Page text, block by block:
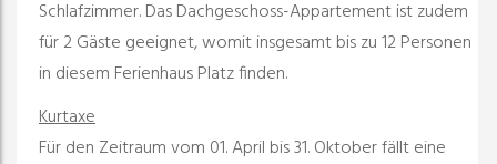
Schlafzimmer. Das Dachgeschoss-Appartement ist zudem
für 2 Gäste geeignet, womit insgesamt bis zu 12 Personen
in diesem Ferienhaus Platz finden.
Kurtaxe
Für den Zeitraum vom 01. April bis 31. Oktober fällt eine